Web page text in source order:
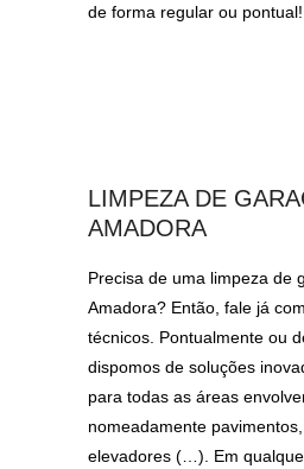
de forma regular ou pontual!
LIMPEZA DE
AMADORA
Precisa de uma limpeza de
Amadora? Então, fale já
técnicos. Pontualmente ou
dispomos de soluções
para todas as áreas
nomeadamente
elevadores (…). Em